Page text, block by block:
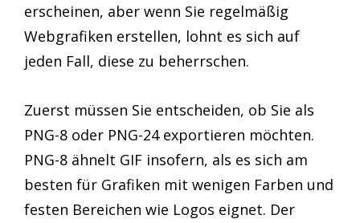
erscheinen, aber wenn Sie regelmäßig
Webgrafiken erstellen, lohnt es sich auf
jeden Fall, diese zu beherrschen.
Zuerst müssen Sie entscheiden, ob Sie als
PNG-8 oder PNG-24 exportieren möchten.
PNG-8 ähnelt GIF insofern, als es sich am
besten für Grafiken mit wenigen Farben und
festen Bereichen wie Logos eignet. Der